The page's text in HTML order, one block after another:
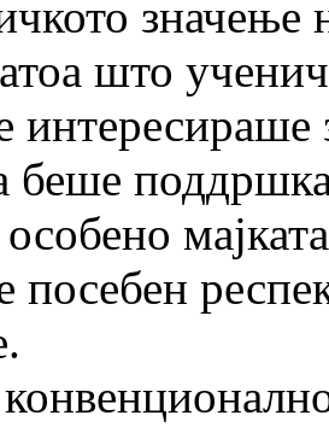
што
интересираше
беше
посебен